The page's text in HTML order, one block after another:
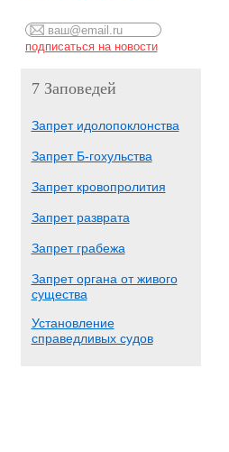
7 Заповедей
Запрет идолопоклонства
Запрет Б-гохульства
Запрет кровопролития
Запрет разврата
Запрет грабежа
Запрет органа от живого
существа
Установление
справедливых судов